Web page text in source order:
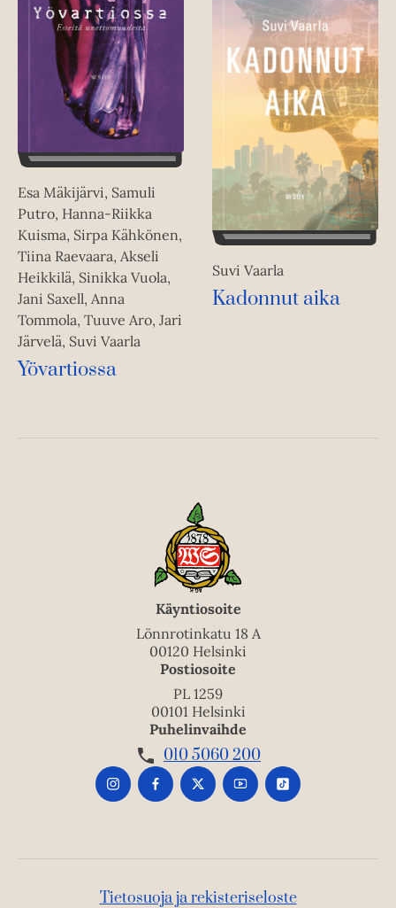
Esa Mäkijärvi, Samuli
Putro, Hanna-Riikka
Kuisma, Sirpa Kähkönen,
Tiina Raevaara, Akseli
Heikkilä, Sinikka Vuola,
Jani Saxell, Anna
Tommola, Tuuve Aro, Jari
Järvelä, Suvi Vaarla
Yövartiossa
Suvi Vaarla
Kadonnut aika
Käyntiosoite
Lönnrotinkatu 18 A
00120 Helsinki
Postiosoite
PL 1259
00101 Helsinki
Puhelinvaihde
010 5060 200
Tietosuoja ja rekisteriseloste